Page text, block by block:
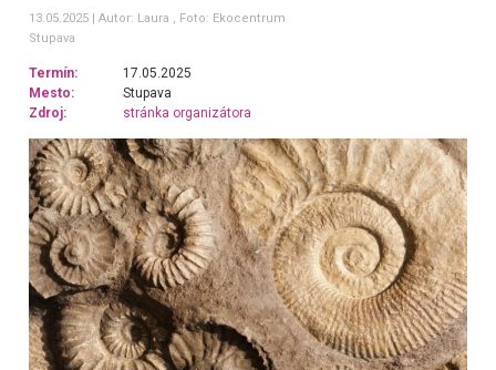
13.05.2025 Autor: Laura , Foto: Ekocentrum
Stupava
Termín:
17.05.2025
Mesto:
Stupava
Zdroj:
stránka organizátora